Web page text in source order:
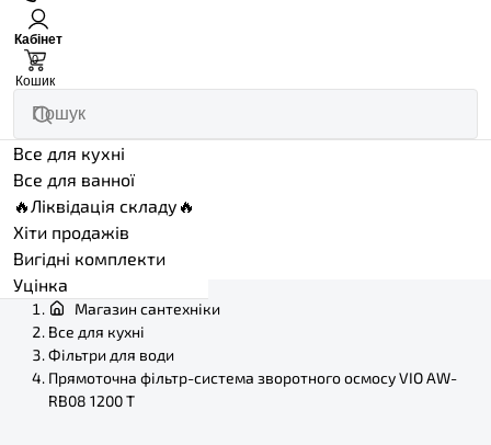
Кабінет
0
Кошик
Все для кухні
Все для ванної
🔥Ліквідація складу🔥
Хіти продажів
Вигідні комплекти
Уцінка
Магазин сантехніки
Все для кухні
Фільтри для води
Прямоточна фільтр-система зворотного осмосу VIO AW-
RB08 1200 T